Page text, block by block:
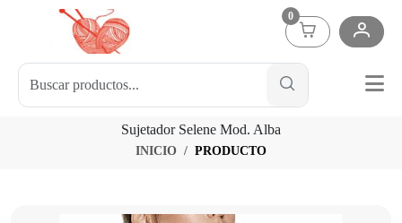
0
Sujetador Selene Mod. Alba
INICIO PRODUCTO